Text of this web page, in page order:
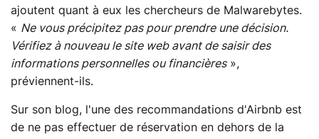
ajoutent quant à eux les chercheurs de Malwarebytes.
« Ne vous précipitez pas pour prendre une décision.
Vérifiez à nouveau le site web avant de saisir des
informations personnelles ou financières»,
préviennent-ils.
Sur son blog, l'une des recommandations d'Airbnb est
de ne pas effectuer de réservation en dehors de la